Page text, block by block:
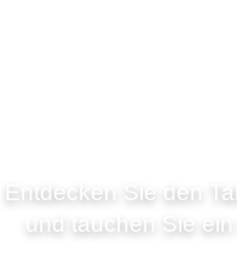
Entdecken Sie den
und tauchen Sie